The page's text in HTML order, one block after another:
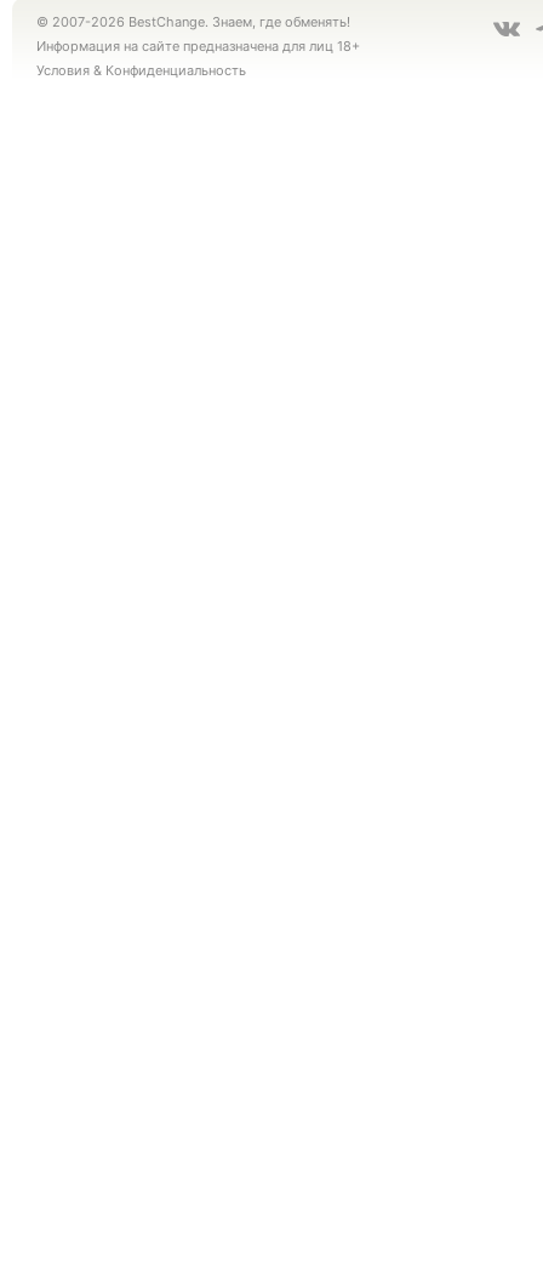
© 2007-2026 BestChange. Знаем, где обменять!
Информация на сайте предназначена для лиц 18+
Условия & Конфиденциальность